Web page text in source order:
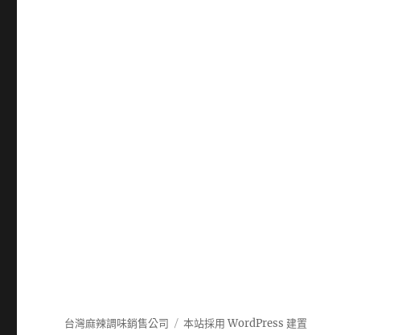
台灣麻辣調味銷售公司 本站採用 WordPress 建置